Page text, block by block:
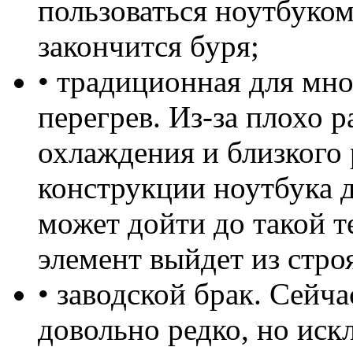
пользоваться
закончится буря;
• традиционная для
перегрев. Из-за плохо
охлаждения и
конструкции ноутбука
может дойти до такой
элемент выйдет из
• заводской брак.
довольно редко, но